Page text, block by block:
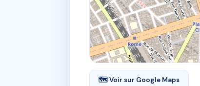
🗺 Voir sur Google Maps